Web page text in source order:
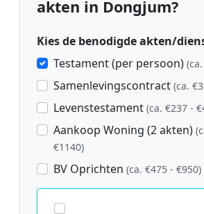
akten in Dongjum?
Kies de benodigde akten/
Testament (per persoon)
Samenlevingscontract (ca.
Levenstestament (ca. €237 -
Aankoop Woning (2 akten)
€1140)
BV Oprichten (ca. €475 - €950)